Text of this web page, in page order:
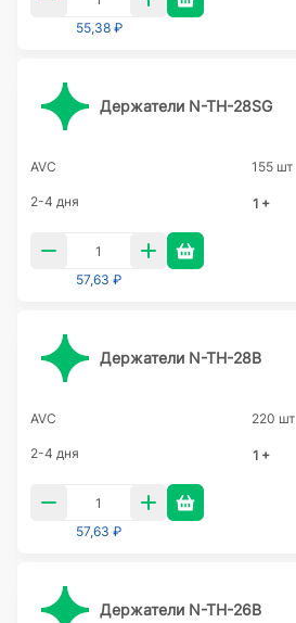
55,38 ₽
Держатели N-TH-28SG
AVC 155 шт
2-4 дня 1 +
57,63 ₽
Держатели N-TH-28B
AVC 220 шт
2-4 дня 1 +
57,63 ₽
Держатели N-TH-26B